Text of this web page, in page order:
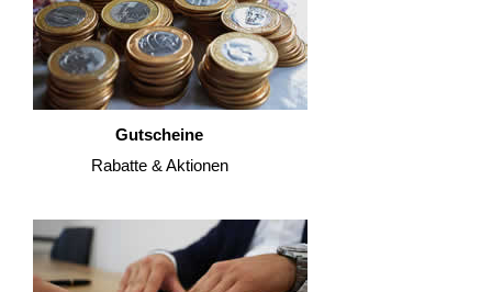
Gutscheine
Rabatte & Aktionen